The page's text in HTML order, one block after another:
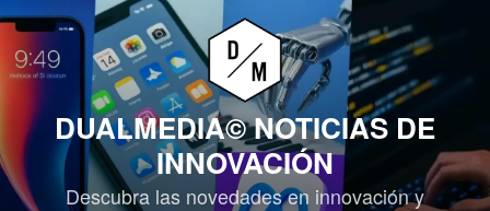
Saltar
contenido
DUALMEDIA© NOTICIAS DE
INNOVACIÓN
Descubra las novedades en innovación y